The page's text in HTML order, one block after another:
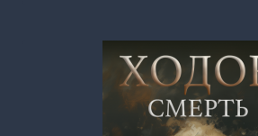
ЧАСТЬ
(АНДРЕЙ
ЕФРЕМОВ)